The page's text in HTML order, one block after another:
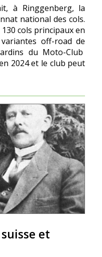
à Ringgenberg, la
national des cols.
cols principaux en
off-road de
du Moto-Club
2024 et le club peut
et